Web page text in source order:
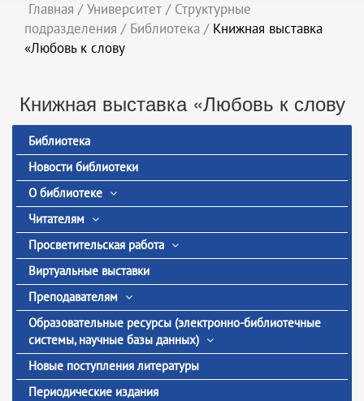
Главная / Университет / Структурные
подразделения / Библиотека / Книжная выставка
«Любовь к слову
Книжная выставка «Любовь к слову
Библиотека
Новости библиотеки
О библиотеке
Читателям
Просветительская работа
Виртуальные выставки
Преподавателям
Образовательные ресурсы (электронно-библиотечные
системы, научные базы данных)
Новые поступления литературы
Периодические издания